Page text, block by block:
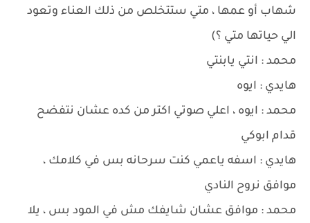
شهاب أو عمها ، متي ستتخلص من ذلك العناء وتعود
الي حياتها متي ؟)
محمد : انتي يابنتي
هايدي : ايوه
محمد : ايوه ، اعلي صوتي اكتر من كده عشان نتفضح
قدام ابوكي
هايدي : اسفه ياعمي كنت سرحانه بس في كلامك ،
موافق نروح النادي
محمد : موافق عشان شايفك مش في المود بس ، يلا